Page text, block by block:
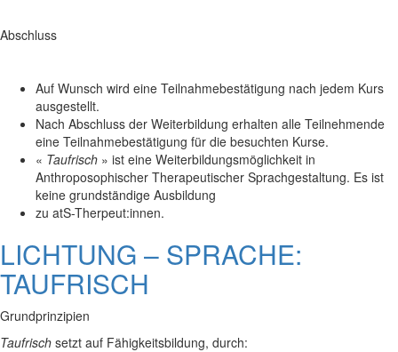
Abschluss
Auf Wunsch wird eine Teilnahmebestätigung nach jedem Kurs
ausgestellt.
Nach Abschluss der Weiterbildung erhalten alle Teilnehmende
eine Teilnahmebestätigung für die besuchten Kurse.
« Taufrisch » ist eine Weiterbildungsmöglichkeit in
Anthroposophischer Therapeutischer Sprachgestaltung. Es ist
keine grundständige Ausbildung
zu atS-Therpeut:innen.
LICHTUNG – SPRACHE:
TAUFRISCH
Grundprinzipien
Taufrisch setzt auf Fähigkeitsbildung, durch: